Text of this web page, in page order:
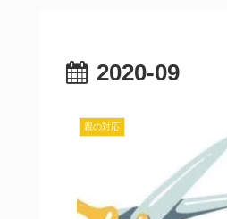
2020-09
親の対応